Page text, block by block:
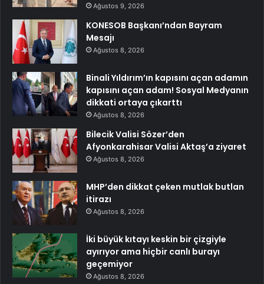
Ağustos 9, 2026
KONESOB Başkanı’ndan Bayram
Mesajı
Ağustos 8, 2026
Binali Yıldırım’ın kapısını açan adamın
kapısını açan adam! Sosyal Medyanın
dikkati ortaya çıkarttı
Ağustos 8, 2026
Bilecik Valisi Sözer’den
Afyonkarahisar Valisi Aktaş’a ziyaret
Ağustos 8, 2026
MHP’den dikkat çeken mutlak butlan
itirazı
Ağustos 8, 2026
İki büyük kıtayı keskin bir çizgiyle
ayırıyor ama hiçbir canlı burayı
geçemiyor
Ağustos 8, 2026